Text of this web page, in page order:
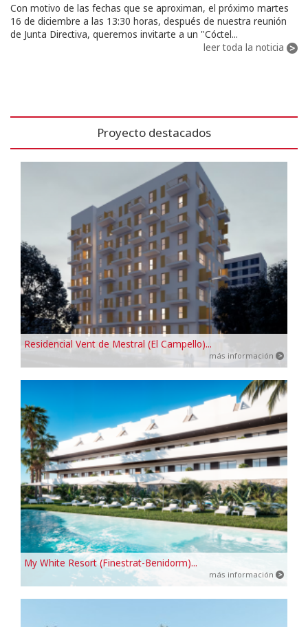
Con motivo de las fechas que se aproximan, el próximo martes
16 de diciembre a las 13:30 horas, después de nuestra reunión
de Junta Directiva, queremos invitarte a un "Cóctel...
leer toda la noticia
Proyecto destacados
Residencial Vent de Mestral (El Campello)...
más información
My White Resort (Finestrat-Benidorm)...
más información